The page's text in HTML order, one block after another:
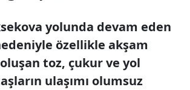
yolunda devam eden
özellikle akşam
toz, çukur ve yol
ulaşımı olumsuz